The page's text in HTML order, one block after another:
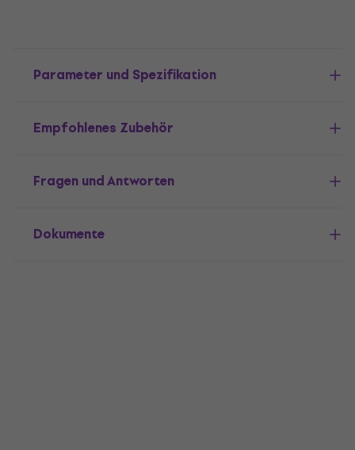
Parameter und Spezifikation
Empfohlenes Zubehör
Fragen und Antworten
Dokumente